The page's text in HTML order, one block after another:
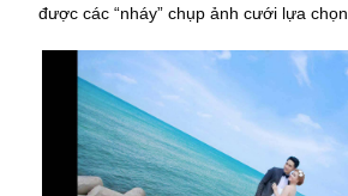
được các “nháy” chụp ảnh cưới lựa chọn.